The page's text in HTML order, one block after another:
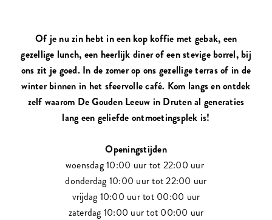
Of je nu zin hebt in een kop koffie met gebak, een
gezellige lunch, een heerlijk diner of een stevige borrel, bij
ons zit je goed. In de zomer op ons gezellige terras of in de
winter binnen in het sfeervolle café. Kom langs en ontdek
zelf waarom De Gouden Leeuw in Druten al generaties
lang een geliefde ontmoetingsplek is!
Openingstijden
woensdag 10:00 uur tot 22:00 uur
donderdag 10:00 uur tot 22:00 uur
vrijdag 10:00 uur tot 00:00 uur
zaterdag 10:00 uur tot 00:00 uur